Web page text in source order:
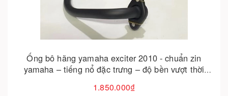
zin
vượt thời
Mâm đúc 5 cây rc cho sirius jupiter
giá tốt đà nẵng